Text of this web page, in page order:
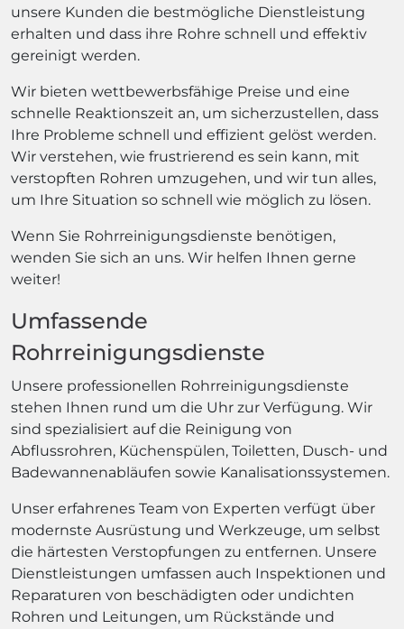
unsere Kunden die bestmögliche Dienstleistung
erhalten und dass ihre Rohre schnell und effektiv
gereinigt werden.
Wir bieten wettbewerbsfähige Preise und eine
schnelle Reaktionszeit an, um sicherzustellen, dass
Ihre Probleme schnell und effizient gelöst werden.
Wir verstehen, wie frustrierend es sein kann, mit
verstopften Rohren umzugehen, und wir tun alles,
um Ihre Situation so schnell wie möglich zu lösen.
Wenn Sie Rohrreinigungsdienste benötigen,
wenden Sie sich an uns. Wir helfen Ihnen gerne
weiter!
Umfassende
Rohrreinigungsdienste
Unsere professionellen Rohrreinigungsdienste
stehen Ihnen rund um die Uhr zur Verfügung. Wir
sind spezialisiert auf die Reinigung von
Abflussrohren, Küchenspülen, Toiletten, Dusch- und
Badewannenabläufen sowie Kanalisationssystemen.
Unser erfahrenes Team von Experten verfügt über
modernste Ausrüstung und Werkzeuge, um selbst
die härtesten Verstopfungen zu entfernen. Unsere
Dienstleistungen umfassen auch Inspektionen und
Reparaturen von beschädigten oder undichten
Rohren und Leitungen, um Rückstände und